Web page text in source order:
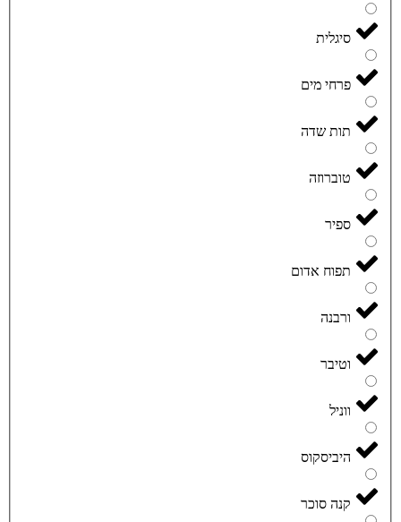
סיגלית
פרחי מים
תות שדה
טוברוזה
ספיר
תפוח אדום
ורבנה
וטיבר
ווניל
היביסקוס
קנה סוכר